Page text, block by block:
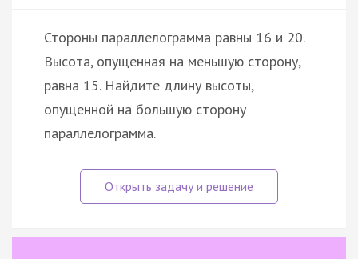
Стороны параллелограмма равны 16 и 20.
Высота, опущенная на меньшую сторону,
равна 15. Найдите длину высоты,
опущенной на большую сторону
параллелограмма.